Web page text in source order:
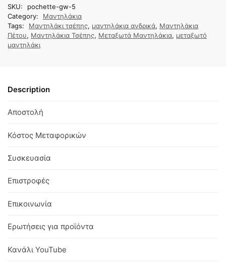
SKU:
pochette-gw-5
Category:
Μαντηλάκια
Tags:
Μαντηλάκι τσέπης, μαντηλάκια ανδρικά, Μαντηλάκια
Πέτου, Μαντηλάκια Τσέπης, Μεταξωτά Μαντηλάκια, μεταξωτό
μαντηλάκι
Description
Αποστολή
Κόστος Μεταφορικών
Συσκευασία
Επιστροφές
Επικοινωνία
Ερωτήσεις για προϊόντα
Κανάλι YouTube